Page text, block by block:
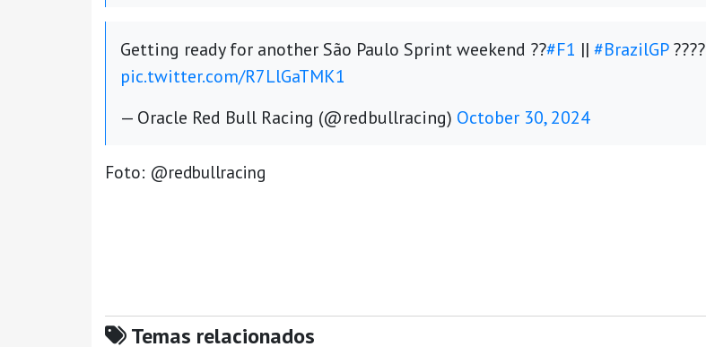
Getting ready for another São Paulo Sprint weekend ??#F1 || #BrazilGP????
pic.twitter.com/R7LlGaTMK1
— Oracle Red Bull Racing (@redbullracing) October 30, 2024
Foto: @redbullracing
Temas relacionados